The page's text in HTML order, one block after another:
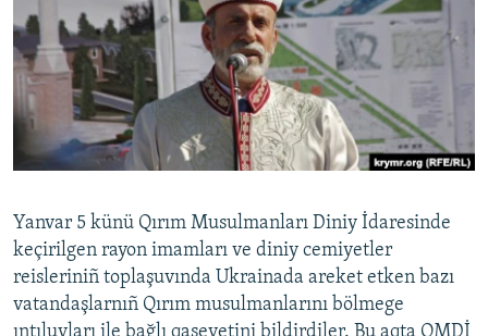
BLOGLAR
FİKİR
Русский
Українською
QOŞULIÑIZ!
Yanvar 5 künü Qırım Musulmanları Diniy İdaresinde
keçirilgen rayon imamları ve diniy cemiyetler
reisleriniñ toplaşuvında Ukrainada areket etken bazı
vatandaşlarnıñ Qırım musulmanlarını bölmege